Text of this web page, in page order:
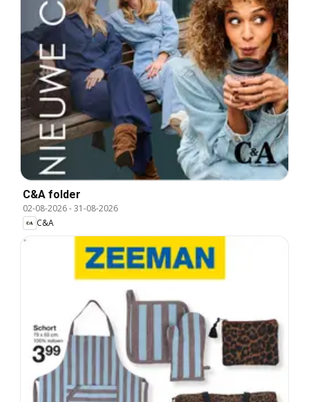
C&A folder
02-08-2026-31-08-2026
C&A